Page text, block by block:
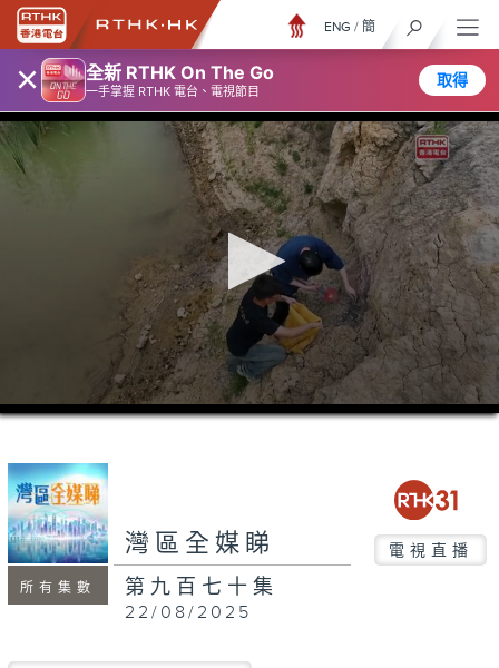
× 全新 RTHK On The Go
一手掌握 RTHK 電台、電視節目
取得
ENG / 簡
0
seconds
minutes,
7
seconds
所有集數
灣區全媒睇 電視直播
第九百七十集
22/08/2025